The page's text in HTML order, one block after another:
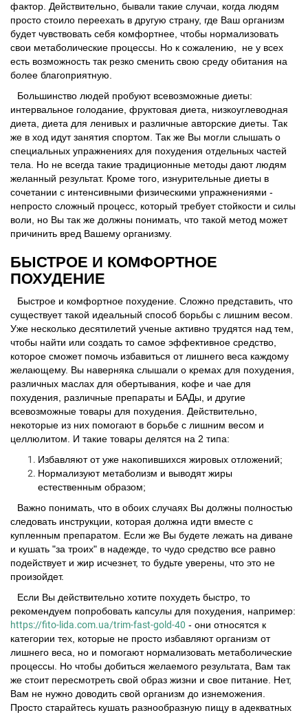
фактор. Действительно, бывали такие случаи, когда людям
просто стоило переехать в другую страну, где Ваш организм
будет чувствовать себя комфортнее, чтобы нормализовать
свои метаболические процессы. Но к сожалению, не у всех
есть возможность так резко сменить свою среду обитания на
более благоприятную.
Большинство людей пробуют всевозможные диеты:
интервальное голодание, фруктовая диета, низкоуглеводная
диета, диета для ленивых и различные авторские диеты. Так
же в ход идут занятия спортом. Так же Вы могли слышать о
специальных упражнениях для похудения отдельных частей
тела. Но не всегда такие традиционные методы дают людям
желанный результат. Кроме того, изнурительные диеты в
сочетании с интенсивными физическими упражнениями -
непросто сложный процесс, который требует стойкости и силы
воли, но Вы так же должны понимать, что такой метод может
причинить вред Вашему организму.
БЫСТРОЕ И КОМФОРТНОЕ
ПОХУДЕНИЕ
Быстрое и комфортное похудение. Сложно представить, что
существует такой идеальный способ борьбы с лишним весом.
Уже несколько десятилетий ученые активно трудятся над тем,
чтобы найти или создать то самое эффективное средство,
которое сможет помочь избавиться от лишнего веса каждому
желающему. Вы наверняка слышали о кремах для похудения,
различных маслах для обертывания, кофе и чае для
похудения, различные препараты и БАДы, и другие
всевозможные товары для похудения. Действительно,
некоторые из них помогают в борьбе с лишним весом и
целлюлитом. И такие товары делятся на 2 типа:
Избавляют от уже накопившихся жировых отложений;
Нормализуют метаболизм и выводят жиры
естественным образом;
Важно понимать, что в обоих случаях Вы должны полностью
следовать инструкции, которая должна идти вместе с
купленным препаратом. Если же Вы будете лежать на диване
и кушать "за троих" в надежде, то чудо средство все равно
подействует и жир исчезнет, то будьте уверены, что это не
произойдет.
Если Вы действительно хотите похудеть быстро, то
рекомендуем попробовать капсулы для похудения, например:
https://fito-lida.com.ua/trim-fast-gold-40 - они относятся к
категории тех, которые не просто избавляют организм от
лишнего веса, но и помогают нормализовать метаболические
процессы. Но чтобы добиться желаемого результата, Вам так
же стоит пересмотреть свой образ жизни и свое питание. Нет,
Вам не нужно доводить свой организм до изнеможения.
Просто старайтесь кушать разнообразную пищу в адекватных